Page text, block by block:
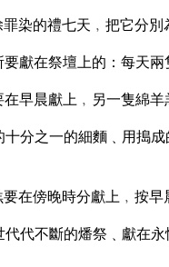
染的禮七天﹐把它分
要獻在祭壇上的：每天
早晨獻上﹐另一隻綿羊
分之一的細麵﹑用搗
在傍晚時分獻上﹐按
代不斷的燔祭﹑獻在